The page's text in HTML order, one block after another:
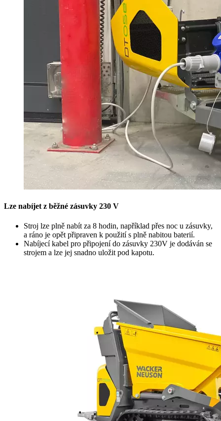
Lze nabíjet z běžné zásuvky 230 V
Stroj lze plně nabít za 8 hodin, například přes noc u zásuvky,
a ráno je opět připraven k použití s ​​plně nabitou baterií.
Nabíjecí kabel pro připojení do zásuvky 230V je dodáván se
strojem a lze jej snadno uložit pod kapotu.